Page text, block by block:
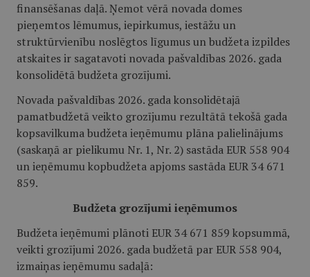
finansēšanas daļā. Ņemot vērā novada domes
pieņemtos lēmumus, iepirkumus, iestāžu un
struktūrvienību noslēgtos līgumus un budžeta izpildes
atskaites ir sagatavoti novada pašvaldības 2026. gada
konsolidētā budžeta grozījumi.
Novada pašvaldības 2026. gada konsolidētajā
pamatbudžetā veikto grozījumu rezultātā tekošā gada
kopsavilkuma budžeta ieņēmumu plāna palielinājums
(saskaņā ar pielikumu Nr. 1, Nr. 2) sastāda EUR 558 904
un ieņēmumu kopbudžeta apjoms sastāda EUR 34 671
859.
Budžeta grozījumi ieņēmumos
Budžeta ieņēmumi plānoti EUR 34 671 859 kopsummā,
veikti grozījumi 2026. gada budžetā par EUR 558 904,
izmaiņas ieņēmumu sadaļā: